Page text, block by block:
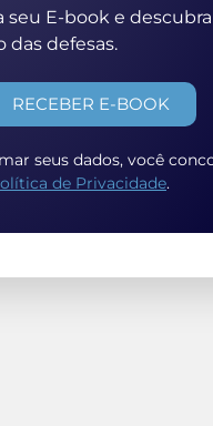
seu E-book e
das defesas.
RECEBER E-BOOK
seus dados, você
de Privacidade.